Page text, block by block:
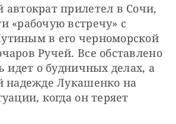
автократ прилетел в Сочи,
«рабочую встречу» с
в его черноморской
Ручей. Все обставлено
идет о будничных делах, а
надежде Лукашенко на
когда он теряет